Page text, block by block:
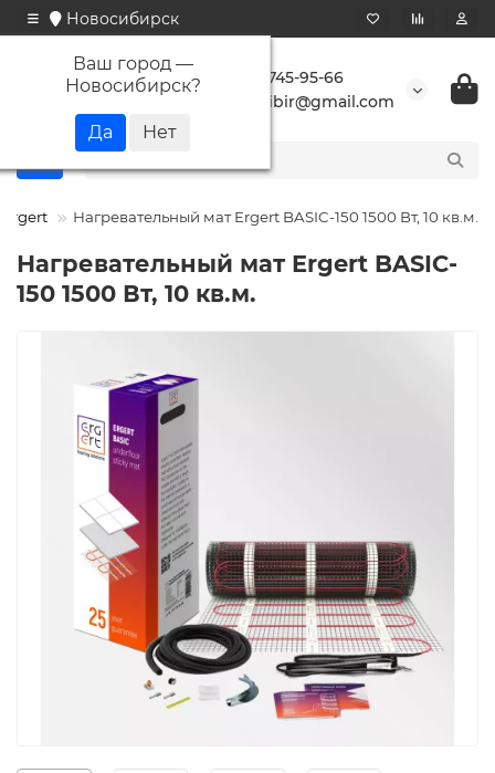
Новосибирск
Ваш город —
Новосибирск?
+7 923 745-95-66
buransibir@gmail.com
Ergert Нагревательный мат Ergert BASIC-150 1500 Вт, 10 кв.м.
Нагревательный мат Ergert BASIC-
150 1500 Вт, 10 кв.м.